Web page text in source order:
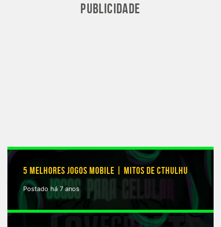
PUBLICIDADE
5 MELHORES JOGOS MOBILE | MITOS DE CTHULHU
Postado há 7 anos